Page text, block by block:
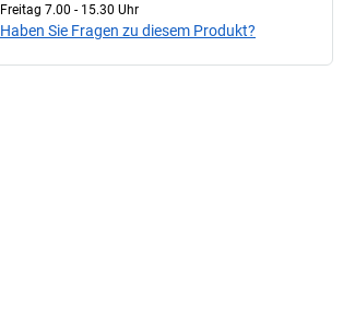
Freitag 7.00 - 15.30 Uhr
Haben Sie Fragen zu diesem Produkt?